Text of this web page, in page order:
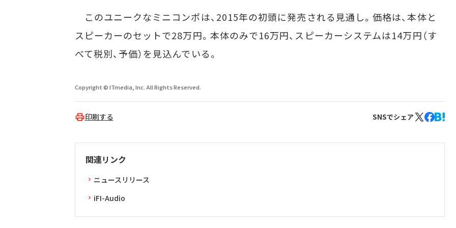
このユニークなミニコンポは、2015年の初頭に発売される見通し。価格は、本体と
スピーカーのセットで28万円。本体のみで16万円、スピーカーシステムは14万円（す
べて税別、予価）を見込んでいる。
Copyright © ITmedia, Inc. All Rights Reserved.
印刷する SNSでシェア
関連リンク
ニュースリリース
iFI-Audio